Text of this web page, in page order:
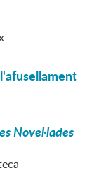
Novel·lades